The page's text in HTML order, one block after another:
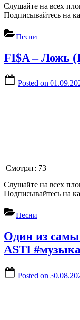
Слушайте на всех
Подписывайтесь на
Песни
FI$A – Ложь
Posted on
Смотрят: 73
Слушайте на всех
Подписывайтесь на
Песни
Один из
ASTI
Posted on